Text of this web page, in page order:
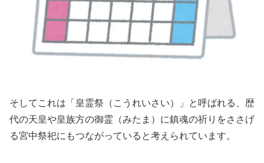
そしてこれは「皇霊祭（こうれいさい）」と呼ばれる、歴
代の天皇や皇族方の御霊（みたま）に鎮魂の祈りをささげ
る宮中祭祀にもつながっていると考えられています。